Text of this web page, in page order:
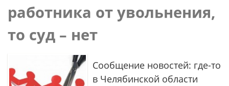
работника от увольнения,
то суд – нет
Сообщение новостей: где-то
в Челябинской области